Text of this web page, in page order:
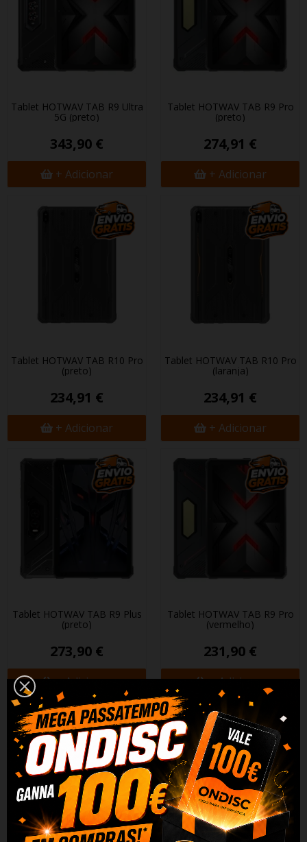
Tablet HOTWAV TAB R9 Ultra
5G (preto)
343,90 €
+ Adicionar
Tablet HOTWAV TAB R9 Pro
(preto)
274,91 €
+ Adicionar
Tablet HOTWAV TAB R10 Pro
(preto)
234,91 €
+ Adicionar
Tablet HOTWAV TAB R10 Pro
(laranja)
234,91 €
+ Adicionar
Tablet HOTWAV TAB R9 Plus
(preto)
273,90 €
+ Adicionar
Tablet HOTWAV TAB R9 Pro
(vermelho)
231,90 €
+ Adicionar